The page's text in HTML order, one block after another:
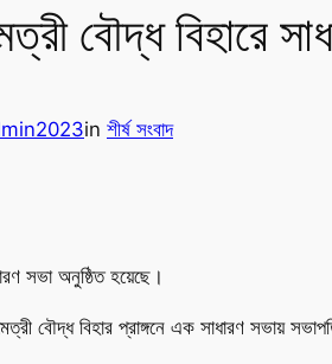
বৌদ্ধ বিহারে
in শীর্ষ সংবাদ
সভা অনুষ্ঠিত হয়েছে।
বৌদ্ধ বিহার প্রাঙ্গনে এক সাধারণ সভায়